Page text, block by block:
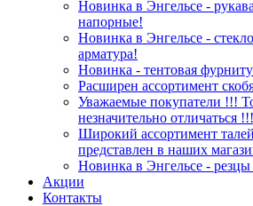
Новинка в Энгельсе -
напорные!
Новинка в Энгельсе -
арматура!
Новинка - тентовая
Расширен ассортимент
Уважаемые покупатели !!!
незначительно отличаться !!!
Широкий ассортимент
представлен в наших
Новинка в Энгельсе -
Акции
Контакты